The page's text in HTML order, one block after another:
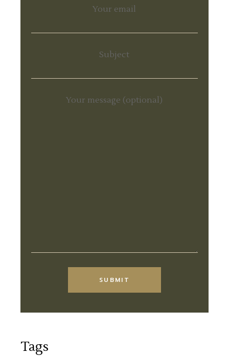
Your email
Subject
Your message (optional)
SUBMIT
Tags